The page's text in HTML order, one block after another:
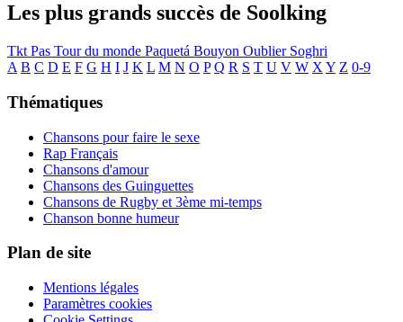
Les plus grands succès de Soolking
Tkt Pas Tour du monde Paquetá Bouyon Oublier Soghri
A B C D E F G H I J K L M N O P Q R S T U V W X Y Z 0-9
Thématiques
Chansons pour faire le sexe
Rap Français
Chansons d'amour
Chansons des Guinguettes
Chansons de Rugby et 3ème mi-temps
Chanson bonne humeur
Plan de site
Mentions légales
Paramètres cookies